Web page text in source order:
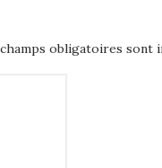
obligatoires sont